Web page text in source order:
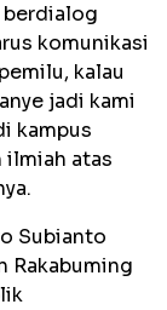
berdialog
komunikasi
kalau
jadi kami
kampus
ilmiah atas
Subianto
Rakabuming